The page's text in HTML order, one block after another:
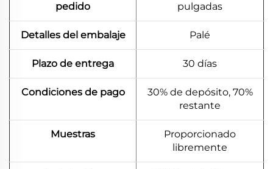
pedido
pulgadas
Detalles del embalaje Palé
Plazo de entrega 30 días
Condiciones de pago
30% de depósito, 70%
restante
Muestras
Proporcionado
libremente